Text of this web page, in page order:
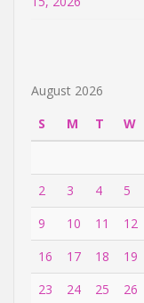
August 2026
S
M T W
2
3 4 5
9
10 11 12
16
17 18 19
23
24 25 26